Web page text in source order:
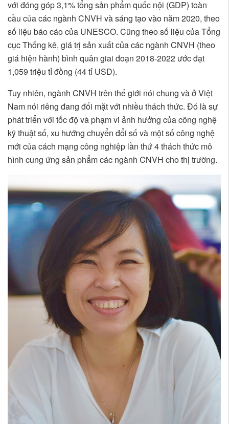
với đóng góp 3,1% tổng sản phẩm quốc nội (GDP) toàn
cầu của các ngành CNVH và sáng tạo vào năm 2020, theo
số liệu báo cáo của UNESCO. Cũng theo số liệu của Tổng
cục Thống kê, giá trị sản xuất của các ngành CNVH (theo
giá hiện hành) bình quân giai đoạn 2018-2022 ước đạt
1,059 triệu tỉ đồng (44 tỉ USD).
Tuy nhiên, ngành CNVH trên thế giới nói chung và ở Việt
Nam nói riêng đang đối mặt với nhiều thách thức. Đó là sự
phát triển với tốc độ và phạm vi ảnh hưởng của công nghệ
kỹ thuật số, xu hướng chuyển đổi số và một số công nghệ
mới của cách mạng công nghiệp lần thứ 4 thách thức mô
hình cung ứng sản phẩm các ngành CNVH cho thị trường.